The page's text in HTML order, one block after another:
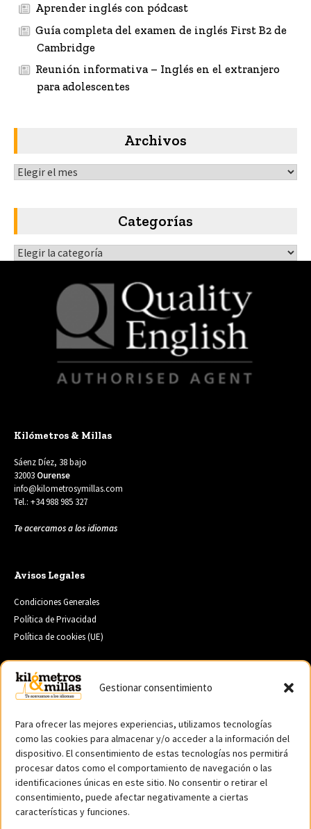
Gestionar consentimiento
Para ofrecer las mejores experiencias, utilizamos tecnologías
como las cookies para almacenar y/o acceder a la información del
dispositivo. El consentimiento de estas tecnologías nos permitirá
procesar datos como el comportamiento de navegación o las
identificaciones únicas en este sitio. No consentir o retirar el
consentimiento, puede afectar negativamente a ciertas
características y funciones.
Aprender inglés con pódcast
Guía completa del examen de inglés First B2 de
Cambridge
Reunión informativa – Inglés en el extranjero
para adolescentes
Archivos
Archivos
Categorías
Categorías
Kilómetros & Millas
Sáenz Díez, 38 bajo
32003 Ourense
info@kilometrosymillas.com
Tel.: +34 988 985 327
Te acercamos a los idiomas
Avisos Legales
Condiciones Generales
Política de Privacidad
Política de cookies (UE)
Servicios
Cursos de Verano en el Extranjero
Año Escolar en el Extranjero
Academia de Idiomas en Ourense
Estudiar Inglés en el Extranjero
Año Escolar en Estados Unidos